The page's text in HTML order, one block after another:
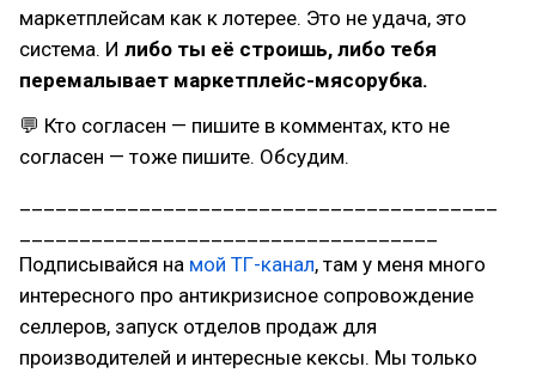
маркетплейсам как к лотерее. Это не удача, это
система. И либо ты её строишь, либо тебя
перемалывает маркетплейс-мясорубка.
💬 Кто согласен — пишите в комментах, кто не
согласен — тоже пишите. Обсудим.
Подписывайся на мой ТГ-канал, там у меня много
интересного про антикризисное сопровождение
селлеров, запуск отделов продаж для
производителей и интересные кексы. Мы только